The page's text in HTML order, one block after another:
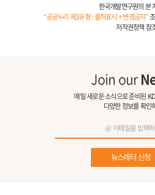
한국개발연구원의 본
“공공누리 제3유형 : 출처표시 + 변경금지”
저작권정책 참
Join our
매일 새로운 소식으로 준비된
다양한 정보를 확인
뉴스레터 신청